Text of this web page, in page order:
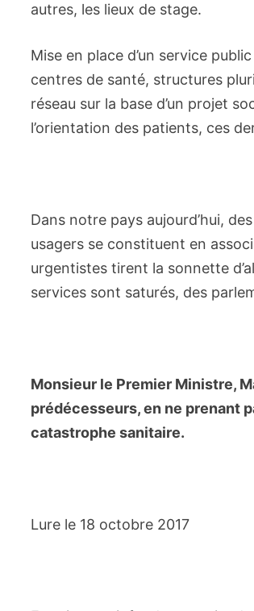
autres, les lieux de stage.
Mise en place d’un service
centres de santé, structures
réseau sur la base d’un projet
l’orientation des patients, ces
Dans notre pays aujourd’hui,
usagers se constituent en
urgentistes tirent la sonnette
services sont saturés, des
Monsieur le Premier Ministre,
prédécesseurs, en ne prenant
catastrophe sanitaire.
Lure le 18 octobre 2017